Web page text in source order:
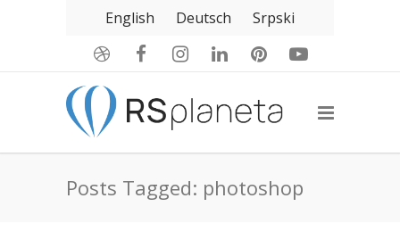
English Deutsch Srpski
Posts Tagged: photoshop